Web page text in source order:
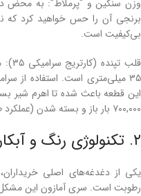
وزن سنگین و “پرملاط”: به محض
برنجی آن را حس خواهید کرد که
بی‌کیفیت است.
قلب
۳۵ میلی‌متری است. استفاده از
این قطعه باعث شده تا اهرم شیر
۷۰۰,۰۰۰ بار باز و بسته شدن (عملکرد طولانی‌مدت) تست شود.
۲. تکنولوژی رنگ و آبکاری؛ زیبایی ماندگار
یکی از دغدغه‌های اصلی
رطوبت است. سری آمازون این مشکل